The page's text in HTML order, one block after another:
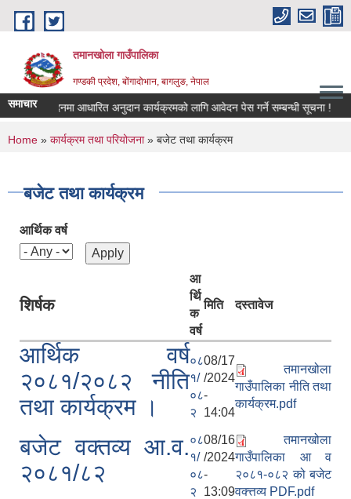
Skip to main content
तमानखोला गाउँपालिका
गण्डकी प्रदेश, बोंगादोभान, बागलुङ, नेपाल
समाचार
उत्पादनमा आधारित अनुदान कार्यक्रमको लागि आवेदन पेस गर्ने सम्बन्धी सूचना !
You are here
Home » कार्यक्रम तथा परियोजना» बजेट तथा कार्यक्रम
बजेट तथा कार्यक्रम
आर्थिक वर्ष
शिर्षक
आ
र्थि
क
वर्ष
मिति दस्तावेज
आर्थिक वर्ष
२०८१/२०८२ नीति
तथा कार्यक्रम ।
०८
१/
०८
२
08/17
/2024
-
14:04
तमानखोला
गाउँपालिका नीति तथा
कार्यक्रम.pdf
बजेट वक्तव्य आ.व.
२०८१/८२
०८
१/
०८
२
08/16
/2024
-
13:09
तमानखोला
गाउँपालिका आ व
२०८१-०८२ को बजेट
वक्त्तव्य PDF.pdf